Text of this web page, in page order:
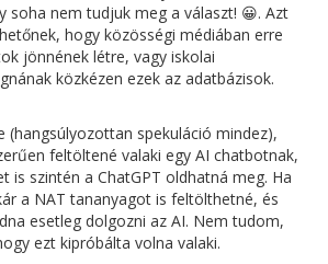
soha nem tudjuk meg a választ! 😀. Azt
hogy közösségi médiában erre
jönnének létre, vagy iskolai
közkézen ezek az adatbázisok.
(hangsúlyozottan spekuláció mindez),
feltöltené valaki egy AI chatbotnak,
is szintén a ChatGPT oldhatná meg. Ha
a NAT tananyagot is feltölthetné, és
esetleg dolgozni az AI. Nem tudom,
ezt kipróbálta volna valaki.